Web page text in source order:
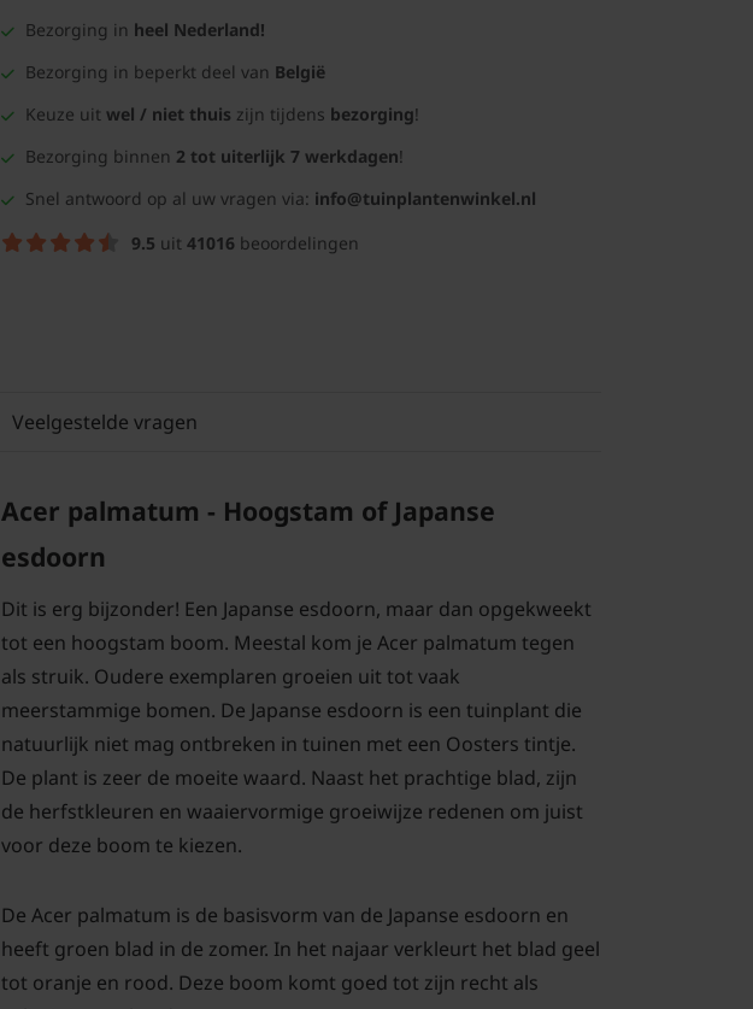
Bezorging in heel Nederland!
Bezorging in beperkt deel van België
Keuze uit wel / niet thuis zijn tijdens bezorging!
Bezorging binnen 2 tot uiterlijk 7 werkdagen!
Snel antwoord op al uw vragen via: info@tuinplantenwinkel.nl
9.5 uit 41016 beoordelingen
Veelgestelde vragen
Acer palmatum - Hoogstam of Japanse
esdoorn
Dit is erg bijzonder! Een Japanse esdoorn, maar dan opgekweekt
tot een hoogstam boom. Meestal kom je Acer palmatum tegen
als struik. Oudere exemplaren groeien uit tot vaak
meerstammige bomen. De Japanse esdoorn is een tuinplant die
natuurlijk niet mag ontbreken in tuinen met een Oosters tintje.
De plant is zeer de moeite waard. Naast het prachtige blad, zijn
de herfstkleuren en waaiervormige groeiwijze redenen om juist
voor deze boom te kiezen.
De Acer palmatum is de basisvorm van de Japanse esdoorn en
heeft groen blad in de zomer. In het najaar verkleurt het blad geel
tot oranje en rood. Deze boom komt goed tot zijn recht als